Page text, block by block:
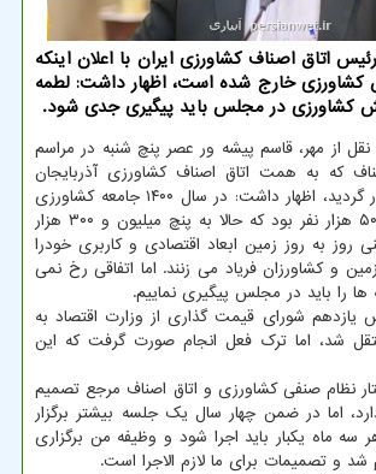
اتاق اصناف کشاورزی ایران با اعلان اینکه
کشاورزی خارج شده است، اظهار داشت: لطمه
کشاورزی در مجلس باید پیگیری جدی شود.
نقل از مهر، قاسم پیشه ور عصر پنچ شنبه در مراسم
که به همت اتاق اصناف کشاورزی آذربایجان
شرقی در تبریز برگزار گردید، اظهار داشت: در سال ۱۴۰۰ جامعه کشاورزی
ما چهار میلیون و ۵۰۰ هزار نفر بود که حالا به پنچ میلیون و ۳۰۰ هزار
روز به روز زمین ابعاد اقتصادی و کاربری خودرا
و کشاورزان فریاد می زنند. اما اتفاقی رخ نمی
را باید در مجلس پیگیری نماییم.
شورای قیمت گذاری از وزارت اقتصاد به
شد، اما ترک فعل انجام صورت گرفت که این
نظام صنفی کشاورزی و اتاق اصناف مرجع تصمیم
اما در ضمن چهار سال یک جلسه بیشتر برگزار
سه ماه یکبار باید اجرا شود و وظیفه من برگزاری
شد و تصمیمات برای ما لازم الاجرا است.